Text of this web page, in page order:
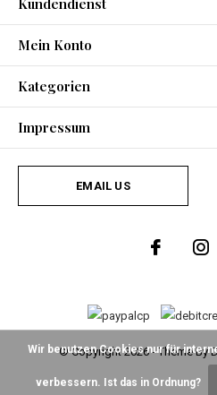
Mein Konto
Kategorien
Impressum
EMAIL US
© Copyright2026- Theme By
Wir benutzen Cookies nur für
verbessern. Ist das in Ordnung?